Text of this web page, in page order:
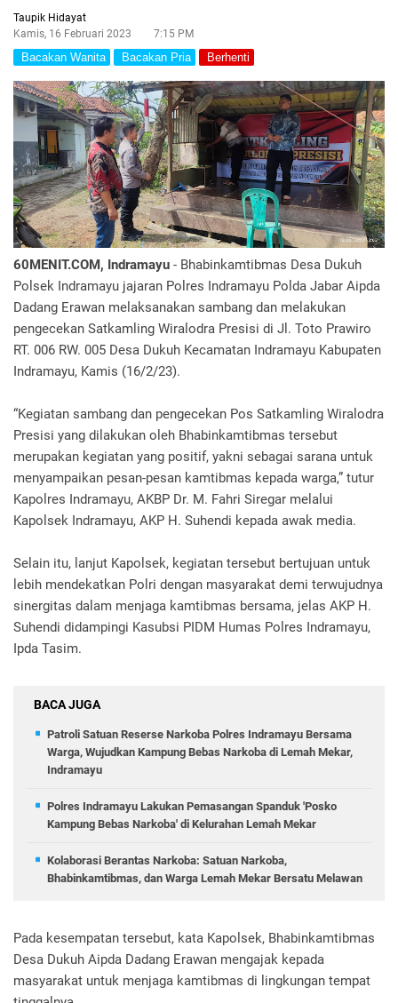
Taupik Hidayat
Kamis, 16 Februari 2023
7:15 PM
Bacakan Wanita Bacakan Pria Berhenti
60MENIT.COM, Indramayu - Bhabinkamtibmas Desa Dukuh
Polsek Indramayu jajaran Polres Indramayu Polda Jabar Aipda
Dadang Erawan melaksanakan sambang dan melakukan
pengecekan Satkamling Wiralodra Presisi di Jl. Toto Prawiro
RT. 006 RW. 005 Desa Dukuh Kecamatan Indramayu Kabupaten
Indramayu, Kamis (16/2/23).
“Kegiatan sambang dan pengecekan Pos Satkamling Wiralodra
Presisi yang dilakukan oleh Bhabinkamtibmas tersebut
merupakan kegiatan yang positif, yakni sebagai sarana untuk
menyampaikan pesan-pesan kamtibmas kepada warga,” tutur
Kapolres Indramayu, AKBP Dr. M. Fahri Siregar melalui
Kapolsek Indramayu, AKP H. Suhendi kepada awak media.
Selain itu, lanjut Kapolsek, kegiatan tersebut bertujuan untuk
lebih mendekatkan Polri dengan masyarakat demi terwujudnya
sinergitas dalam menjaga kamtibmas bersama, jelas AKP H.
Suhendi didampingi Kasubsi PIDM Humas Polres Indramayu,
Ipda Tasim.
BACA JUGA
Patroli Satuan Reserse Narkoba Polres Indramayu Bersama
Warga, Wujudkan Kampung Bebas Narkoba di Lemah Mekar,
Indramayu
Polres Indramayu Lakukan Pemasangan Spanduk 'Posko
Kampung Bebas Narkoba' di Kelurahan Lemah Mekar
Kolaborasi Berantas Narkoba: Satuan Narkoba,
Bhabinkamtibmas, dan Warga Lemah Mekar Bersatu Melawan
Pada kesempatan tersebut, kata Kapolsek, Bhabinkamtibmas
Desa Dukuh Aipda Dadang Erawan mengajak kepada
masyarakat untuk menjaga kamtibmas di lingkungan tempat